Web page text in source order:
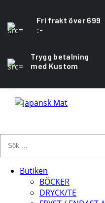
Fri frakt över 699
:-
Trygg betalning
med Kustom
Butiken
BÖCKER
DRYCK/TE